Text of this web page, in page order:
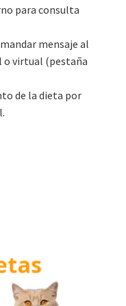
para consulta
mensaje al
o virtual (pestaña
de la dieta por